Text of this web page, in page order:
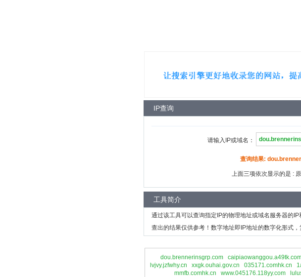
IP查询
请输入IP或域名：
查询结果:
上面三项依次显示的是 :
工具简介
通过该工具可以查询指定IP的物理地址或域名服务器的
查出的结果仅供参考！数字地址即IP地址的数字化形式，
dou.brennerinsgrp.com
lvjvy.jzfwhy.cn
xxgk.ouhai.gov.cn 035171.comhk.cn
mmfb.comhk.cn
www.045176.118yy.com